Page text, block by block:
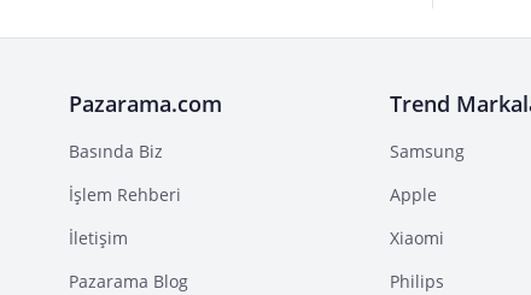
Pazarama.com
Basında Biz
İşlem Rehberi
İletişim
Pazarama Blog
Trend
Samsung
Apple
Xiaomi
Philips